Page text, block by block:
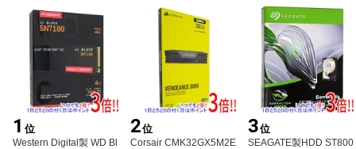
1 位
Western Digital製 WD Bl
2位
Corsair CMK32GX5M2E
3位
SEAGATE製HDD ST800